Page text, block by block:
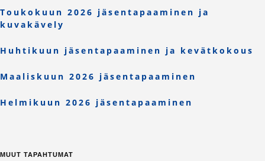
Toukokuun 2026 jäsentapaaminen ja
kuvakävely
Huhtikuun jäsentapaaminen ja kevätkokous
Maaliskuun 2026 jäsentapaaminen
Helmikuun 2026 jäsentapaaminen
MUUT TAPAHTUMAT